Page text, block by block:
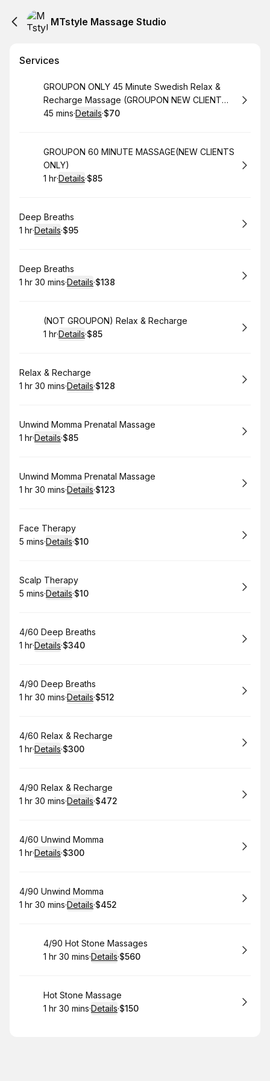
MTstyle Massage Studio
Services
Book
GROUPON ONLY 45 Minute Swedish Relax &
Recharge Massage (GROUPON NEW CLIENT
ONLY)
.Duration:
45 mins·Details·
.Price
$70
Book
GROUPON 60 MINUTE MASSAGE(NEW CLIENTS
ONLY)
. Duration:
1 hr·Details·
.Price
$85
Book
Deep Breaths
. Duration:
1 hr·Details·
.Price
$95
Book
Deep Breaths
. Duration:
1 hr 30 mins·Details·
. Price
$138
Book
(NOT GROUPON) Relax & Recharge
. Duration:
1 hr·Details·
.Price
$85
Book
Relax & Recharge
. Duration:
1 hr 30 mins·Details·
. Price
$128
Book
Unwind Momma Prenatal Massage
. Duration:
1 hr·Details·
.Price
$85
Book
Unwind Momma Prenatal Massage
. Duration:
1 hr 30 mins·Details·
. Price
$123
Book
Face Therapy
. Duration:
5 mins·Details·
. Price
$10
Book
Scalp Therapy
. Duration:
5 mins·Details·
. Price
$10
Book
4/60 Deep Breaths
. Duration:
1 hr·Details·
.Price
$340
Book
4/90 Deep Breaths
. Duration:
1 hr 30 mins·Details·
.Price
$512
Book
4/60 Relax & Recharge
. Duration:
1 hr·Details·
.Price
$300
Book
4/90 Relax & Recharge
. Duration:
1 hr 30 mins·Details·
.Price
$472
Book
4/60 Unwind Momma
. Duration:
1 hr·Details·
.Price
$300
Book
4/90 Unwind Momma
. Duration:
1 hr 30 mins·Details·
.Price
$452
Book
4/90 Hot Stone Massages
. Duration:
1 hr 30 mins·Details·
.Price
$560
Book
Hot Stone Massage
. Duration:
1 hr 30 mins·Details·
. Price
$150